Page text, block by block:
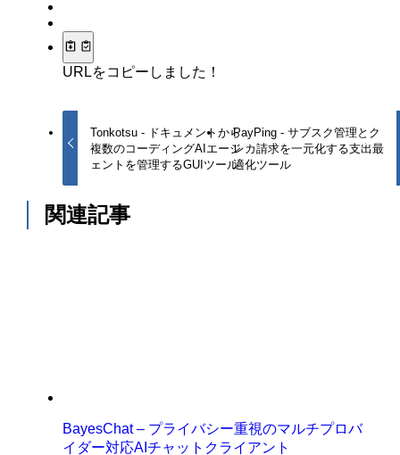
URLをコピーしました！
Tonkotsu - ドキュメントから
複数のコーディングAIエージ
ェントを管理するGUIツール
PayPing - サブスク管理とク
レカ請求を一元化する支出最
適化ツール
関連記事
BayesChat – プライバシー重視のマルチプロバ
イダー対応AIチャットクライアント